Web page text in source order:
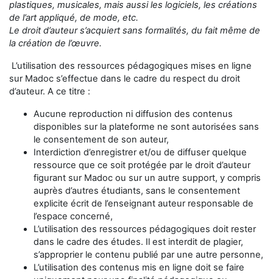
plastiques, musicales, mais aussi les logiciels, les créations
de l’art appliqué, de mode, etc.
Le droit d’auteur s’acquiert sans formalités, du fait même de
la création de l’œuvre.
L’utilisation des ressources pédagogiques mises en ligne
sur Madoc s’effectue dans le cadre du respect du droit
d’auteur. A ce titre :
Aucune reproduction ni diffusion des contenus
disponibles sur la plateforme ne sont autorisées sans
le consentement de son auteur,
Interdiction d’enregistrer et/ou de diffuser quelque
ressource que ce soit protégée par le droit d’auteur
figurant sur Madoc ou sur un autre support, y compris
auprès d’autres étudiants, sans le consentement
explicite écrit de l’enseignant auteur responsable de
l’espace concerné,
L’utilisation des ressources pédagogiques doit rester
dans le cadre des études. Il est interdit de plagier,
s’approprier le contenu publié par une autre personne,
L’utilisation des contenus mis en ligne doit se faire